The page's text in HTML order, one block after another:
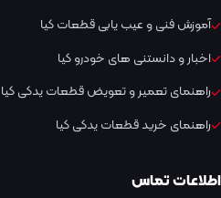
آموزش فنی و عیب یابی قطعات کیا
اخبار و دانستنی های خودرو کیا
راهنمای تعمیر و تعویض قطعات یدکی کیا
راهنمای خرید قطعات یدکی کیا
اطلاعات تماس